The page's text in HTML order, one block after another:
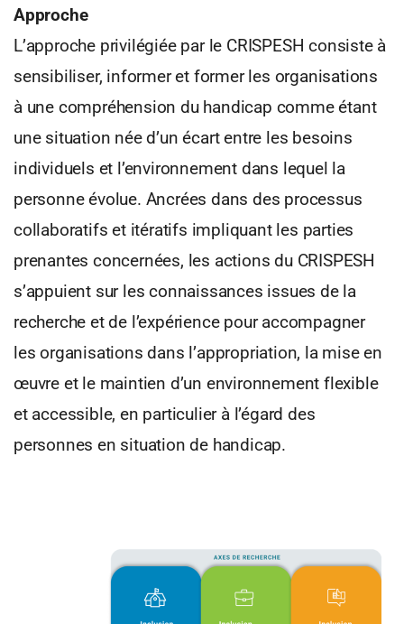
Approche
L’approche privilégiée par le CRISPESH consiste à
sensibiliser, informer et former les organisations
à une compréhension du handicap comme étant
une situation née d’un écart entre les besoins
individuels et l’environnement dans lequel la
personne évolue. Ancrées dans des processus
collaboratifs et itératifs impliquant les parties
prenantes concernées, les actions du CRISPESH
s’appuient sur les connaissances issues de la
recherche et de l’expérience pour accompagner
les organisations dans l’appropriation, la mise en
œuvre et le maintien d’un environnement flexible
et accessible, en particulier à l’égard des
personnes en situation de handicap.